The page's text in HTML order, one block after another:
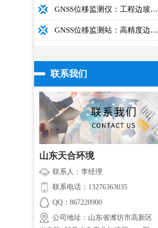
GNSS位移监测仪：工程边坡毫米级高精度安全监测设备
GNSS位移监测站：高精度边坡大坝桥梁安全监测设备介绍
联系我们
山东天合环境
联系人：李经理
联系电话：13276363035
QQ：867220900
公司地址：山东省潍坊市高新区